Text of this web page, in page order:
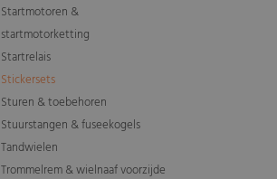
Startmotoren &
startmotorketting
Startrelais
Stickersets
Sturen & toebehoren
Stuurstangen & fuseekogels
Tandwielen
Trommelrem & wielnaaf voorzijde